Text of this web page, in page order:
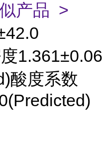
产品 >
1.361±0.06
酸度系数